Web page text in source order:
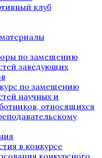
клуб
по замещению
заведующих
по замещению
научных и
относящихся
в конкурсе
конкурсного